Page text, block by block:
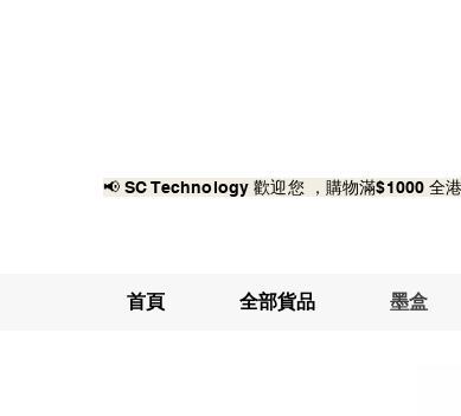
📢 SC Technology 歡迎您 ，購物滿$1000 全港
首頁 全部貨品 墨盒